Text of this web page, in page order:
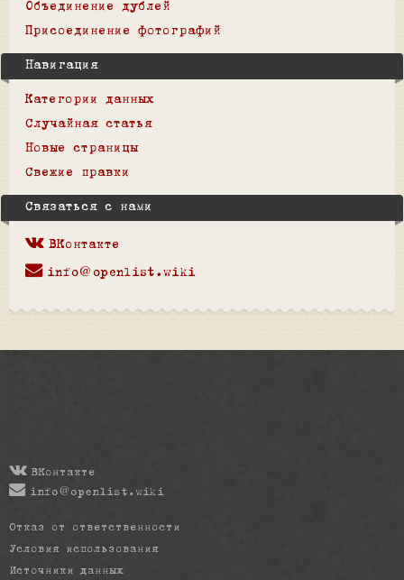
Объединение дублей
Присоединение фотографий
Навигация
Категории данных
Случайная статья
Новые страницы
Свежие правки
Связаться с нами
ВКонтакте
info@openlist.wiki
ВКонтакте
info@openlist.wiki
Отказ от ответственности
Условия использования
Источники данных